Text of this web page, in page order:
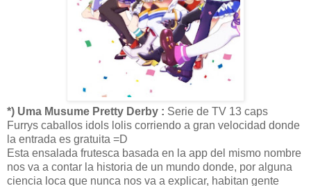
*) Uma Musume Pretty Derby : Serie de TV 13 caps
Furrys caballos idols lolis corriendo a gran velocidad donde
la entrada es gratuita =D
Esta ensalada frutesca basada en la app del mismo nombre
nos va a contar la historia de un mundo donde, por alguna
ciencia loca que nunca nos va a explicar, habitan gente